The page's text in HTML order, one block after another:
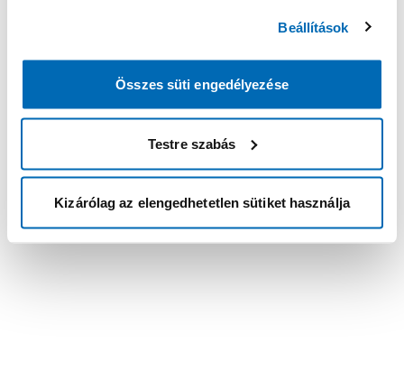
Beállítások
Összes süti engedélyezése
Testre szabás
Kizárólag az elengedhetetlen sütiket használja